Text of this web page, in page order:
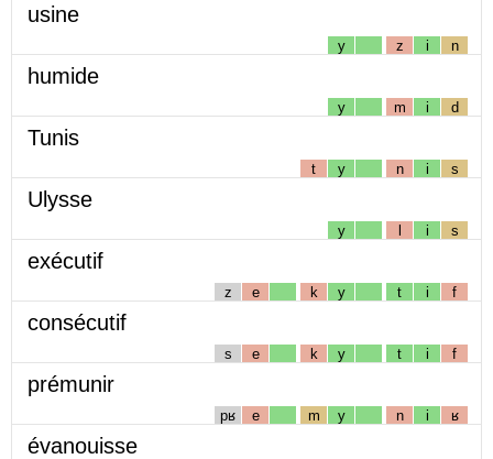
usine
y z i n
humide
y m i d
Tunis
t y n i s
Ulysse
y l i s
exécutif
z e k y t i f
consécutif
s e k y t i f
prémunir
pʁ e m y n i ʁ
évanouisse